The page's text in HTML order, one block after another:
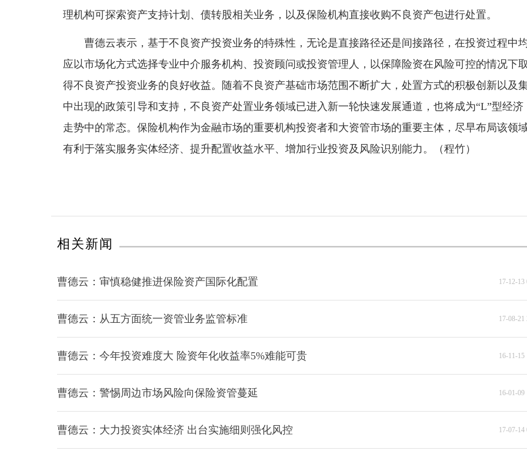
理机构可探索资产支持计划、债转股相关业务，以及保险机构直接收购不良资产包进行处置。
曹德云表示，基于不良资产投资业务的特殊性，无论是直接路径还是间接路径，在投资过程中
应以市场化方式选择专业中介服务机构、投资顾问或投资管理人，以保障险资在风险可控的情况下取
得不良资产投资业务的良好收益。随着不良资产基础市场范围不断扩大，处置方式的积极创新以及
中出现的政策引导和支持，不良资产处置业务领域已进入新一轮快速发展通道，也将成为“L”型经济
走势中的常态。保险机构作为金融市场的重要机构投资者和大资管市场的重要主体，尽早布局该领
有利于落实服务实体经济、提升配置收益水平、增加行业投资及风险识别能力。（程竹）
相关新闻
17-12-13
曹德云：审慎稳健推进保险资产国际化配置
17-08-21
曹德云：从五方面统一资管业务监管标准
16-11-15
曹德云：今年投资难度大 险资年化收益率5%难能可贵
16-01-09
曹德云：警惕周边市场风险向保险资管蔓延
17-07-14
曹德云：大力投资实体经济 出台实施细则强化风控